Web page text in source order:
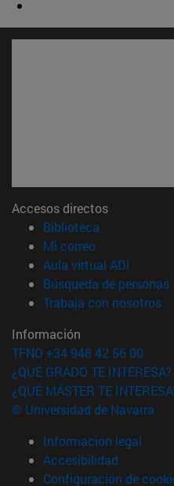
Accesos directos
Biblioteca
Mi correo(abre en
Aula virtual ADI
Búsqueda de personas
Trabaja con nosotros
Información
TFNO +34 948 42 56 00
¿QUÉ GRADO TE INTERESA?
¿QUÉ MÁSTER TE
© Universidad de Navarra
Información legal
Accesibilidad
Configuración de